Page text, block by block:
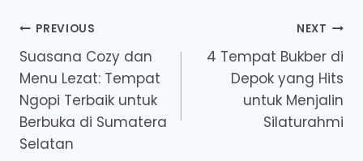
Post
navigation
PREVIOUS
Suasana Cozy dan
Menu Lezat: Tempat
Ngopi Terbaik untuk
Berbuka di Sumatera
Selatan
NEXT
4 Tempat Bukber di
Depok yang Hits
untuk Menjalin
Silaturahmi